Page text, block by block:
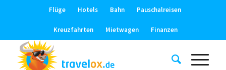
Flüge Hotels Bahn Pauschalreisen
Kreuzfahrten Mietwagen Finanzen